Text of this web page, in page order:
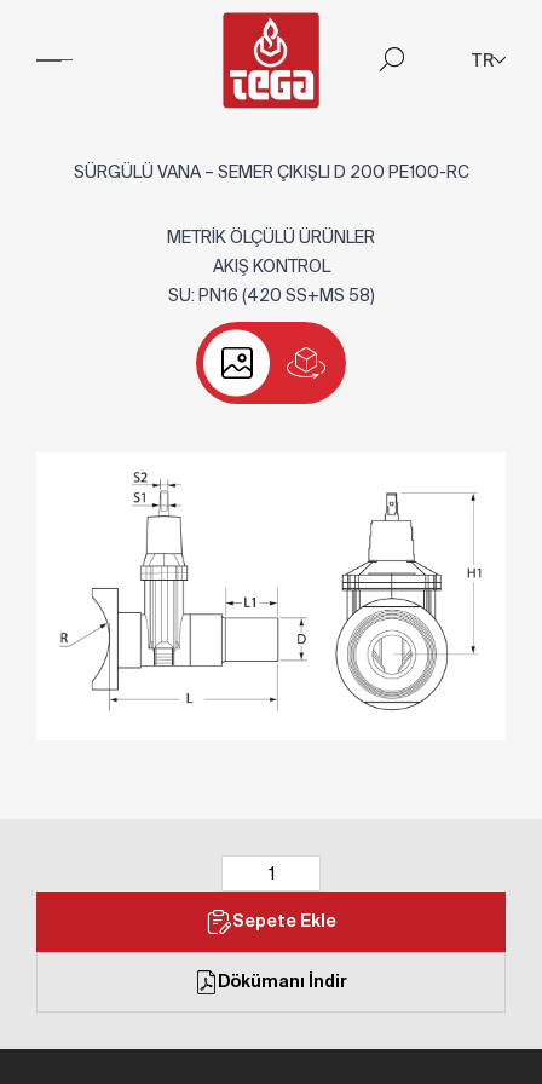
TR
SÜRGÜLÜ VANA – SEMER ÇIKIŞLI D 200 PE100-RC
METRİK ÖLÇÜLÜ ÜRÜNLER
AKIŞ KONTROL
SU: PN16 (420 SS+MS 58)
Sepete Ekle
Dökümanı İndir